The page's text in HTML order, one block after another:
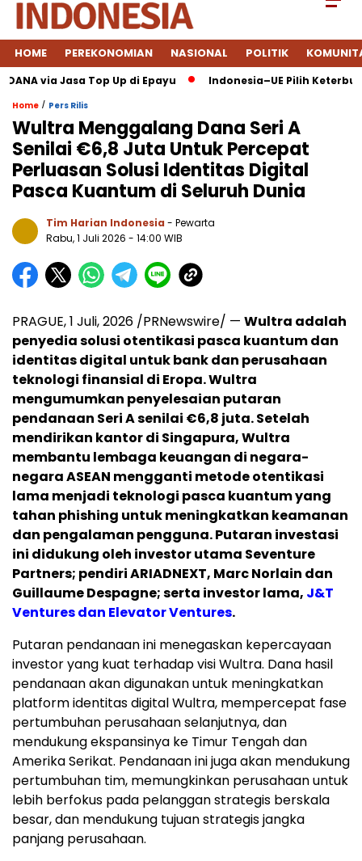
HOME PEREKONOMIAN NASIONAL POLITIK
via Jasa Top Up di Epayu Indonesia–UE Pilih
Home / Pers Rilis
Wultra Menggalang Dana Seri A
Senilai €6,8 Juta Untuk Percepat
Perluasan Solusi Identitas Digital
Pasca Kuantum di Seluruh Dunia
Tim Harian Indonesia - Pewarta
Rabu, 1 Juli 2026 - 14:00 WIB
PRAGUE,1 Juli, 2026 /PRNewswire/ — Wultra adalah
penyedia solusi otentikasi pasca kuantum dan
identitas digital untuk bank dan perusahaan
teknologi finansial di Eropa. Wultra
mengumumkan penyelesaian putaran
pendanaan Seri A senilai €6,8 juta.Setelah
mendirikan kantor di Singapura, Wultra
membantu lembaga keuangan di negara-
negara ASEAN mengganti metode otentikasi
lama menjadi teknologi pasca kuantum yang
tahan phishing untuk meningkatkan keamanan
dan pengalaman pengguna. Putaran investasi
ini didukung oleh investor utama Seventure
Partners; pendiri ARIADNEXT, Marc Norlain dan
Guillaume Despagne; serta investor lama, J&T
Ventures dan Elevator Ventures.
Putaran pendanaan ini menegaskan kepercayaan
investor yang kuat terhadap visi Wultra. Dana hasil
pendanaan akan digunakan untuk meningkatkan
platform identitas digital Wultra, mempercepat fase
pertumbuhan perusahaan selanjutnya, dan
mendukung ekspansinya ke Timur Tengah dan
Amerika Serikat. Pendanaan ini juga akan mendukung
pertumbuhan tim, memungkinkan perusahaan untuk
lebih berfokus pada pelanggan strategis berskala
besar, dan mendukung tujuan strategis jangka
panjang perusahaan.